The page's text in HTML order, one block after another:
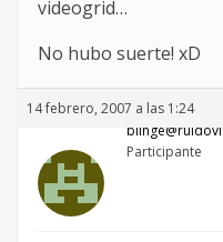
videogrid…
No hubo suerte! xD
14 febrero, 2007 a las 1:24
Participante